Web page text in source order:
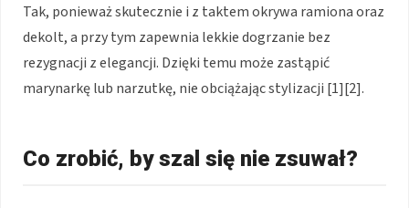
Tak, ponieważ skutecznie i z taktem okrywa ramiona oraz
dekolt, a przy tym zapewnia lekkie dogrzanie bez
rezygnacji z elegancji. Dzięki temu może zastąpić
marynarkę lub narzutkę, nie obciążając stylizacji [1][2].
Co zrobić, by szal się nie zsuwał?